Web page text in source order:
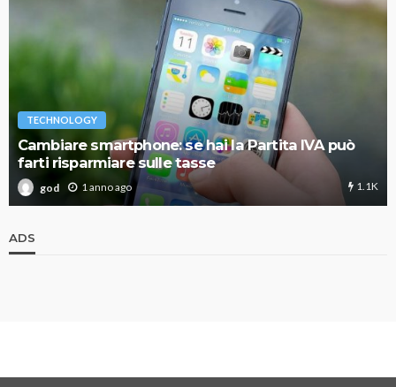
TECHNOLOGY
Cambiare smartphone: se hai la Partita IVA può
farti risparmiare sulle tasse
god 1 anno ago 1.1K
ADS